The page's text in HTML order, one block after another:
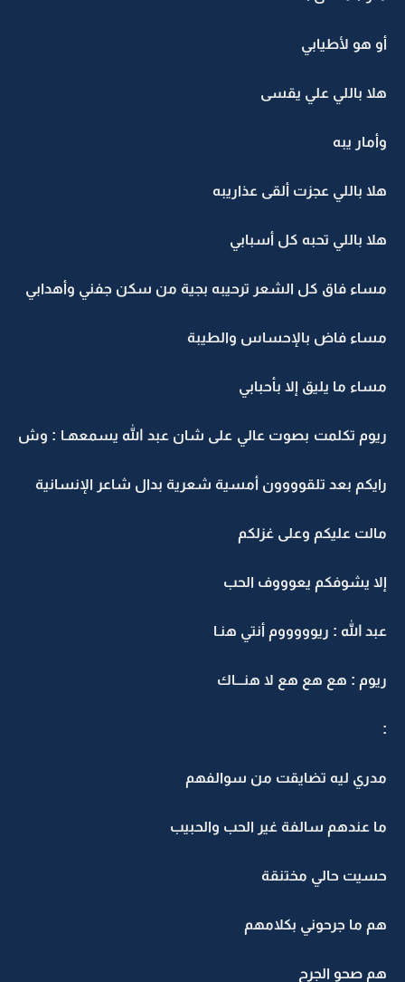
أو هو لأطيابي
هلا باللي علي يقسى
وأمار يبه
هلا باللي عجزت ألقى عذاريبه
هلا باللي تحبه كل أسبابي
مساء فاق كل الشعر ترحيبه بجية من سكن جفني وأهدابي
مساء فاض بالإحساس والطيبة
مساء ما يليق إلا بأحبابي
ريوم تكلمت بصوت عالي على شان عبد الله يسمعهـا : وش
رايكم بعد تلقوووون أمسية شعرية بدال شاعر الإنسانية
مالت عليكم وعلى غزلكم
إلا يشوفكم يعوووف الحب
عبد الله : ريوووووم أنتي هنـا
ريوم : هع هع هع لا هنـــاك
:
مدري ليه تضايقت من سوالفهم
ما عندهم سالفة غير الحب والحبيب
حسيت حالي مختنقة
هم ما جرحوني بكلامهم
هم صحو الجرح